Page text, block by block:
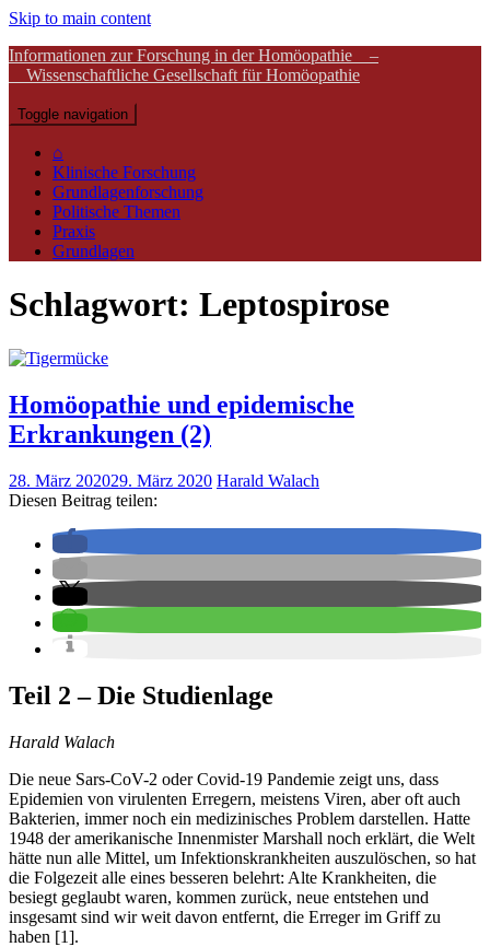
Skip to main content
Informationen zur Forschung in der Homöopathie –
Wissenschaftliche Gesellschaft für Homöopathie
Toggle navigation
⌂
Klinische Forschung
Grundlagenforschung
Politische Themen
Praxis
Grundlagen
Schlagwort: Leptospirose
Homöopathie und epidemische
Erkrankungen (2)
28. März 202029. März 2020 Harald Walach
Diesen Beitrag teilen:
Teil 2 – Die Studienlage
Harald Walach
Die neue Sars-CoV-2 oder Covid-19 Pandemie zeigt uns, dass
Epidemien von virulenten Erregern, meistens Viren, aber oft auch
Bakterien, immer noch ein medizinisches Problem darstellen. Hatte
1948 der amerikanische Innenmister Marshall noch erklärt, die Welt
hätte nun alle Mittel, um Infektionskrankheiten auszulöschen, so hat
die Folgezeit alle eines besseren belehrt: Alte Krankheiten, die
besiegt geglaubt waren, kommen zurück, neue entstehen und
insgesamt sind wir weit davon entfernt, die Erreger im Griff zu
haben [1].